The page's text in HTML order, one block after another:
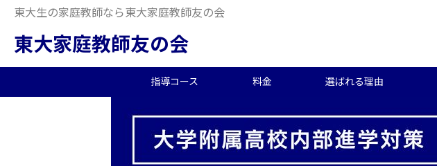
東大生の家庭教師なら東大家庭教師友の会
東大家庭教師友の会
指導コース
中学受験/塾対策 高校受験
中高一貫校向け
小学生向け
料金
料金概要 小学生のご料金
料金シミュレーション
夏期短期コース
選ばれる理由
当会の特徴 オンライン自習室
理念
東大生の教師を探す 派遣エリアから探す
2026年度合格実績 中学受験の合格実績
合格体験記
生徒様の声